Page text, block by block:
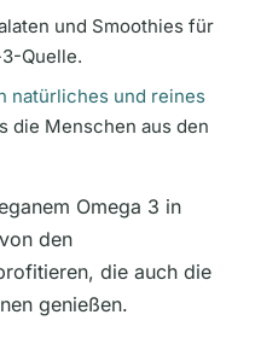
und Smoothies für
Quelle.
natürliches und reines
die Menschen aus den
Omega 3 in
den
die auch die
genießen.